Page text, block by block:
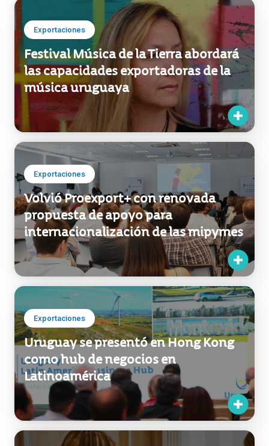
Exportaciones
Festival Música de la Tierra abordará
las capacidades exportadoras de la
música uruguaya
Exportaciones
Volvió Proexport+ con renovada
propuesta de apoyo para
internacionalización de las mipymes
Exportaciones
Uruguay se presentó en Hong Kong
como hub de negocios en
Latinoamérica